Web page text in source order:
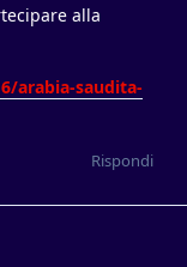
alla
arabia-saudita-
Rispondi